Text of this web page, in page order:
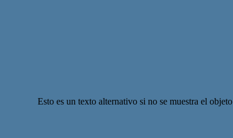
Esto es un texto alternativo si no se muestra el